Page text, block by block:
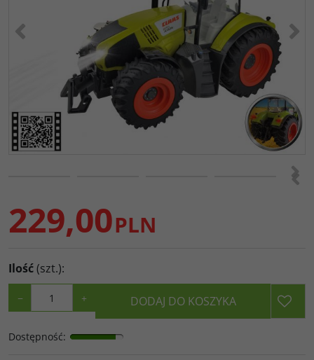
<
<
229,00PLN
Ilość(szt.):
− + DODAJ DO KOSZYKA
Dostępność: